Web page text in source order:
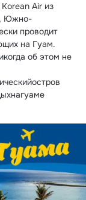
Air из
Южно-
проводит
на Гуам.
об этом не